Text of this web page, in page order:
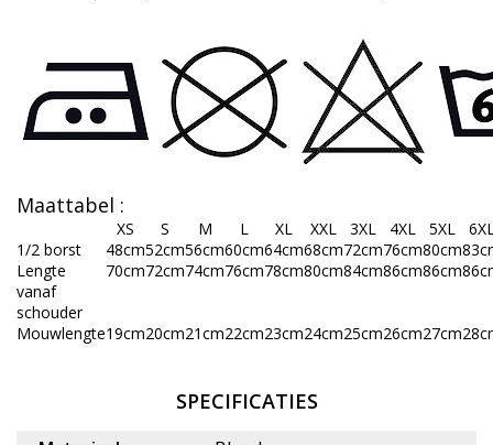
Maattabel :
XS S M L XL XXL 3XL 4XL 5XL
1/2 borst
48cm52cm56cm60cm64cm68cm72cm76cm80cm
Lengte
vanaf
schouder
70cm72cm74cm76cm78cm80cm84cm86cm86cm
Mouwlengte19cm20cm21cm22cm23cm24cm25cm26cm27cm
SPECIFICATIES